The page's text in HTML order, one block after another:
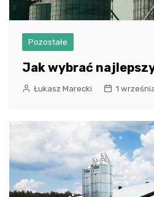
Pozostałe
Jak wybrać
Łukasz Marecki 1